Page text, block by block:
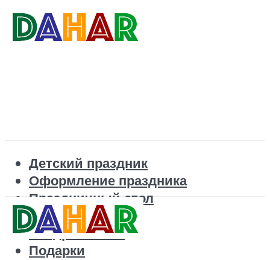
Детский праздник
Оформление праздника
Праздничный стол
Корпоратив
Поздравления
Подарки